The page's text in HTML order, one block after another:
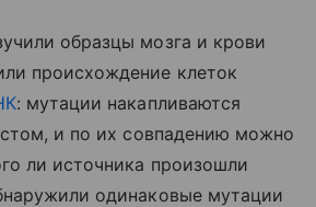
образцы мозга и крови
происхождение клеток
: мутации накапливаются
и по их совпадению можно
ли источника произошли
одинаковые мутации